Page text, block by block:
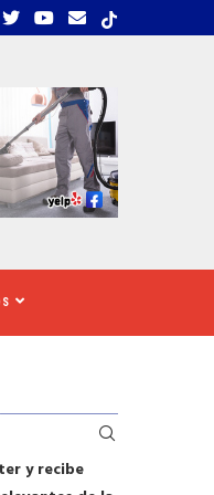
MÍNIMO
​REDADAS DE ICE
y recibe